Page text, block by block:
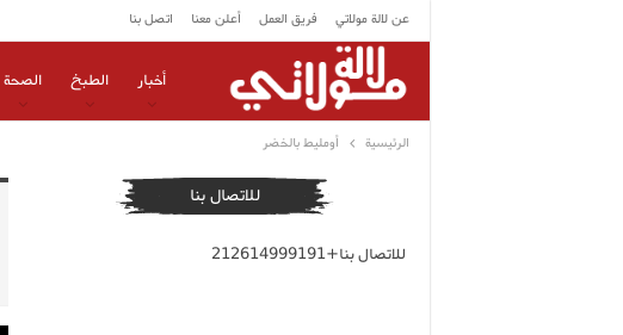
عن لالة مولاتي فريق العمل أعلن معنا اتصل بنا
أخبار الطبخ الصحة
الرئيسية أومليط بالخضر
للاتصال بنا
للاتصال بنا+212614999191